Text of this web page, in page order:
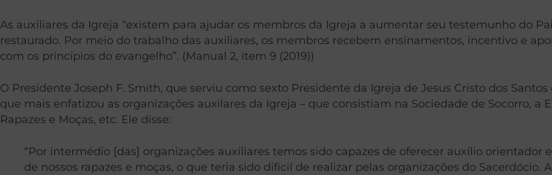
As auxiliares da Igreja “existem para ajudar os membros da Igreja a aumentar seu testemunho do
restaurado. Por meio do trabalho das auxiliares, os membros recebem ensinamentos, incentivo e
com os princípios do evangelho”. (Manual 2, item 9 (2019))
O Presidente Joseph F. Smith, que serviu como sexto Presidente da Igreja de Jesus Cristo dos
que mais enfatizou as organizações auxilares da Igreja – que consistiam na Sociedade de Socorro, a
Rapazes e Moças, etc. Ele disse:
“Por intermédio [das] organizações auxiliares temos sido capazes de oferecer auxílio
de nossos rapazes e moças, o que teria sido difícil de realizar pelas organizações do Sacerdócio.